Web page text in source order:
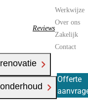
Reviews
Werkwijze
Over ons
Zakelijk
Contact
Offerte